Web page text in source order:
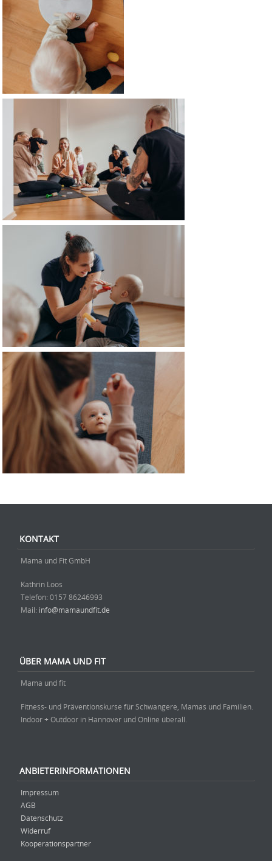
KONTAKT
Mama und Fit GmbH
Kathrin Loos
Telefon: ‭0157 86246993‬
Mail: info@mamaundfit.de
ÜBER MAMA UND FIT
Mama und fit
Fitness- und Präventionskurse für Schwangere, Mamas und Familien.
Indoor + Outdoor in Hannover und Online überall.
ANBIETERINFORMATIONEN
Impressum
AGB
Datenschutz
Widerruf
Kooperationspartner